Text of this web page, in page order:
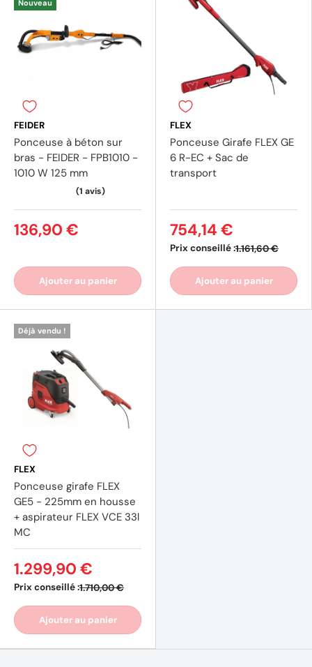
Nouveau
FEIDER
Ponceuse à béton sur
bras - FEIDER - FPB1010 -
1010 W 125 mm
(1 avis)
136,90 €
Ajouter au panier
FLEX
Ponceuse Girafe FLEX GE
6 R-EC + Sac de
transport
Prix conseillé :1.161,60 €
754,14 €
Ajouter au panier
Déjà vendu !
FLEX
Ponceuse girafe FLEX
GE5 - 225mm en housse
+ aspirateur FLEX VCE 33l
MC
Prix conseillé :1.710,00 €
1.299,90 €
Ajouter au panier